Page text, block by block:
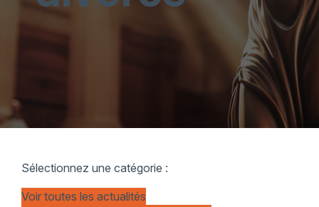
Sélectionnez une catégorie :
Voir toutes les actualités